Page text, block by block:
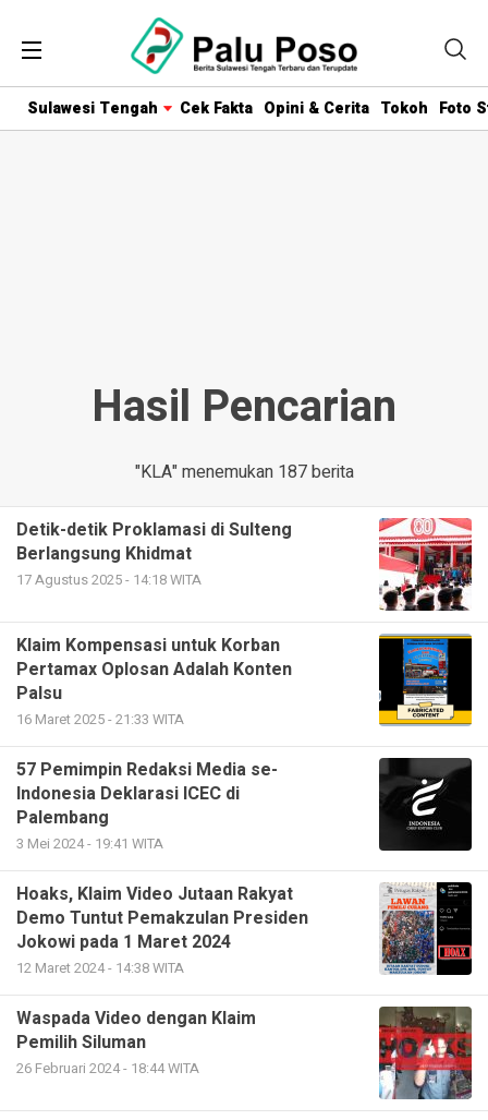
Sulawesi Tengah Cek Fakta Opini & Cerita Tokoh Foto
Hasil Pencarian
"KLA" menemukan 187 berita
Detik-detik Proklamasi di Sulteng
Berlangsung Khidmat
17 Agustus 2025 - 14:18 WITA
Klaim Kompensasi untuk Korban
Pertamax Oplosan Adalah Konten
Palsu
16 Maret 2025 - 21:33 WITA
57 Pemimpin Redaksi Media se-
Indonesia Deklarasi ICEC di
Palembang
3 Mei 2024 - 19:41 WITA
Hoaks, Klaim Video Jutaan Rakyat
Demo Tuntut Pemakzulan Presiden
Jokowi pada 1 Maret 2024
12 Maret 2024 - 14:38 WITA
Waspada Video dengan Klaim
Pemilih Siluman
26 Februari 2024 - 18:44 WITA